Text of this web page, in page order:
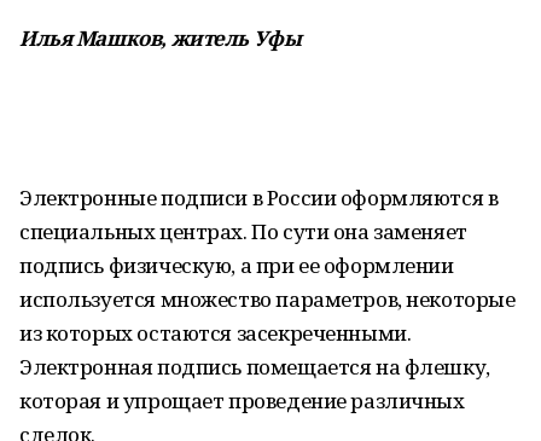
Илья Машков, житель Уфы
Электронные подписи в России оформляются в
специальных центрах. По сути она заменяет
подпись физическую, а при ее оформлении
используется множество параметров, некоторые
из которых остаются засекреченными.
Электронная подпись помещается на флешку,
которая и упрощает проведение различных
сделок.